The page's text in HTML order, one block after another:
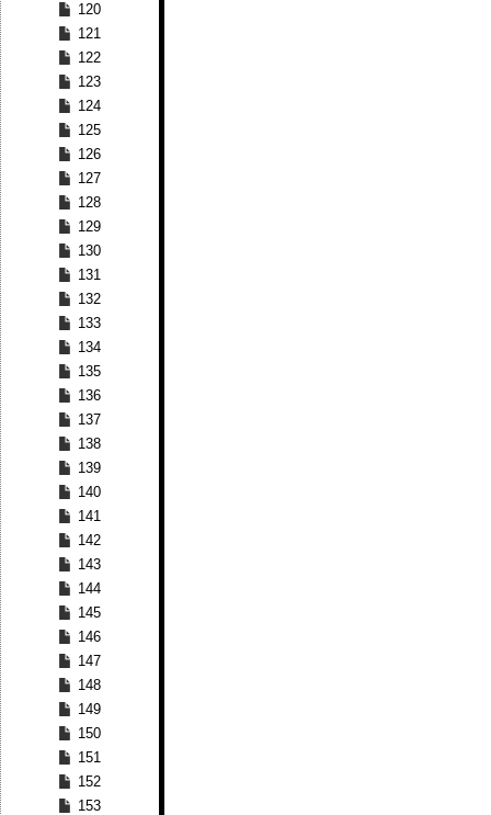
120
121
122
123
124
125
126
127
128
129
130
131
132
133
134
135
136
137
138
139
140
141
142
143
144
145
146
147
148
149
150
151
152
153